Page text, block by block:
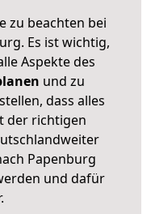
zu beachten bei
Es ist wichtig,
Aspekte des
und zu
dass alles
der richtigen
Papenburg
und dafür